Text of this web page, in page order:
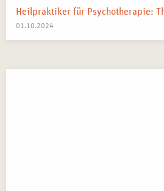
Heilpraktiker für Psychotherapie:
01.10.2024